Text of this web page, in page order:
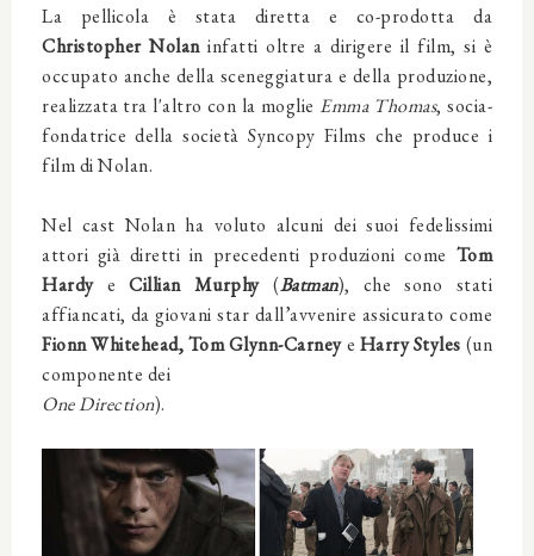
La pellicola è stata diretta e co-prodotta da
Christopher Nolan infatti oltre a dirigere il film, si è
occupato anche della sceneggiatura e della produzione,
realizzata tra l'altro con la moglie Emma Thomas, socia-
fondatrice della società Syncopy Films che produce i
film di Nolan.
Nel cast Nolan ha voluto alcuni dei suoi fedelissimi
attori già diretti in precedenti produzioni come Tom
HardyeCillian Murphy(Batman), che sono stati
affiancati, da giovani star dall’avvenire assicurato come
Fionn Whitehead,Tom Glynn-Carneye Harry Styles (un
componente dei
One Direction).